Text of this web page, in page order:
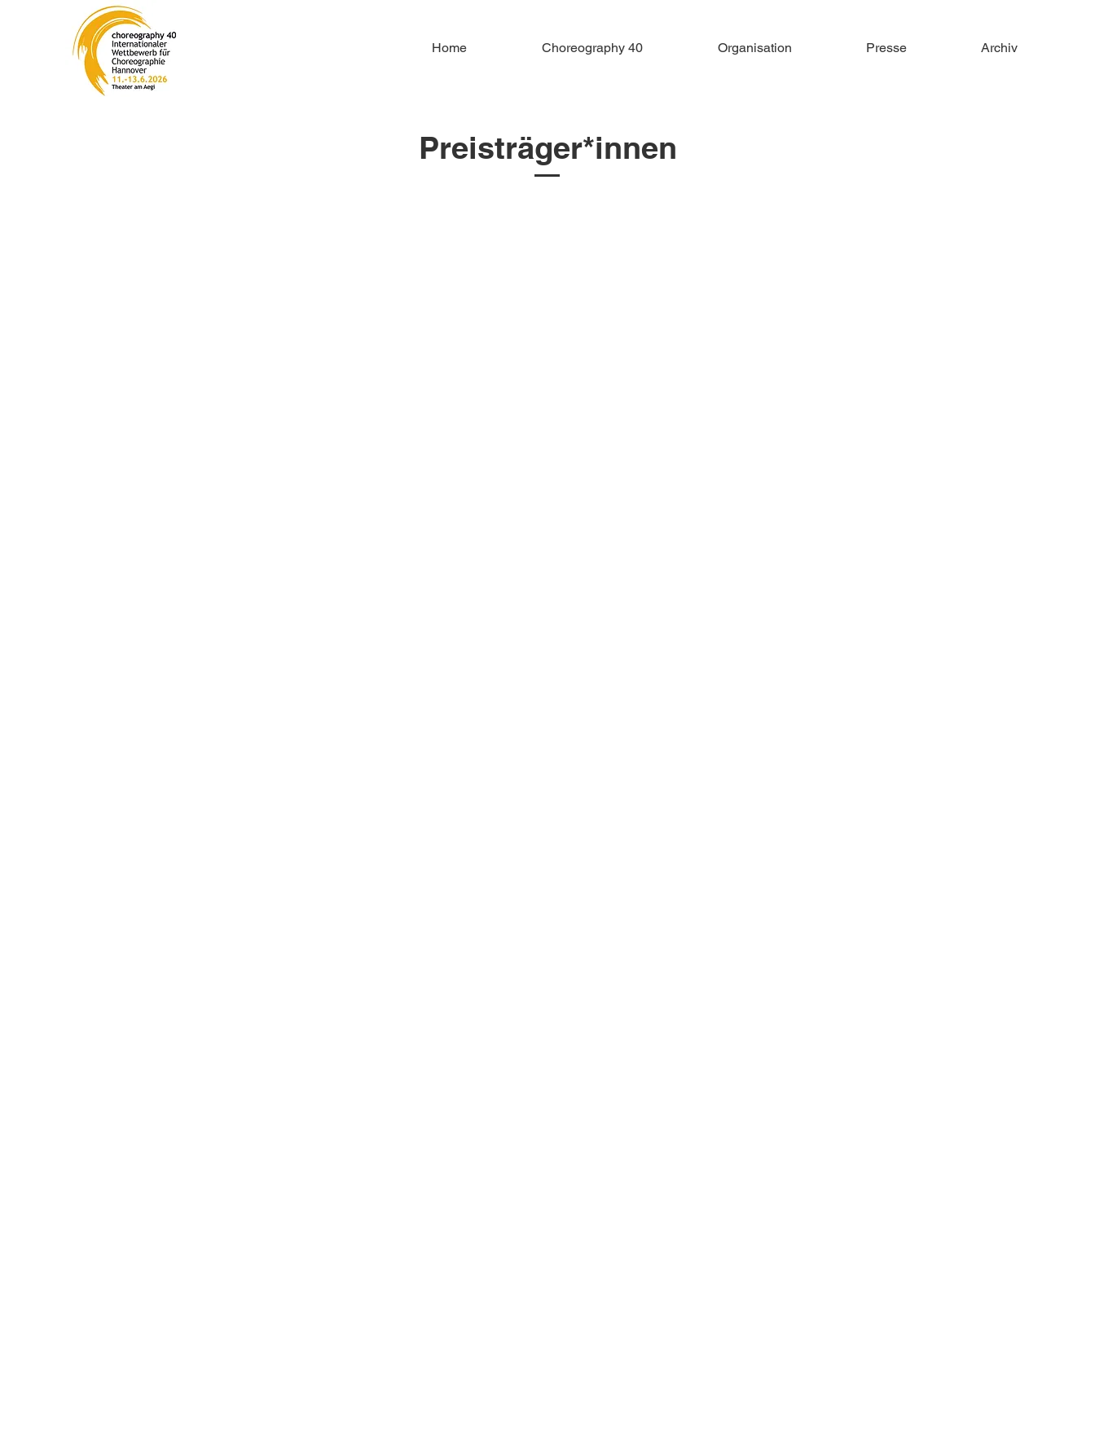
Home Choreography 40 Organisation Presse Archiv
Preisträger*innen